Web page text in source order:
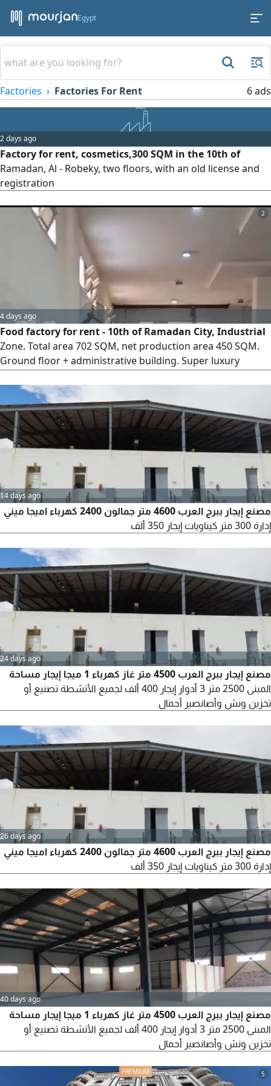
Egypt
Factories Factories For Rent 6 ads
2 days ago
Factory for rent, cosmetics,300 SQM in the 10th of
Ramadan, Al - Robeky, two floors, with an old license and
registration
2
4 days ago
Food factory for rent - 10th of Ramadan City, Industrial
Zone. Total area 702 SQM, net production area 450 SQM.
Ground floor + administrative building. Super luxury
Industrial register. Ready for immediate operation. Suitable
for all food activities. Prime location with easy access
14 days ago
مصنع إيجار ببرج العرب 4600 متر جمالون 2400 كهرباء اميجا ميني
إدارة 300 متر كيناويات إيجار 350 ألف
24 days ago
مصنع إيجار ببرج العرب 4500 متر غاز كهرباء 1 ميجا إيجار مساحة
المبنى 2500 متر 3 أدوار إيجار 400 ألف لجميع الأنشطة تصنيع أو
تخزين ونش وأصانصير أحمال
26 days ago
مصنع إيجار ببرج العرب 4600 متر جمالون 2400 كهرباء اميجا ميني
إدارة 300 متر كيناويات إيجار 350 ألف
40 days ago
مصنع إيجار ببرج العرب 4500 متر غاز كهرباء 1 ميجا إيجار مساحة
المبنى 2500 متر 3 أدوار إيجار 400 ألف لجميع الأنشطة تصنيع أو
تخزين ونش وأصانصير أحمال
5